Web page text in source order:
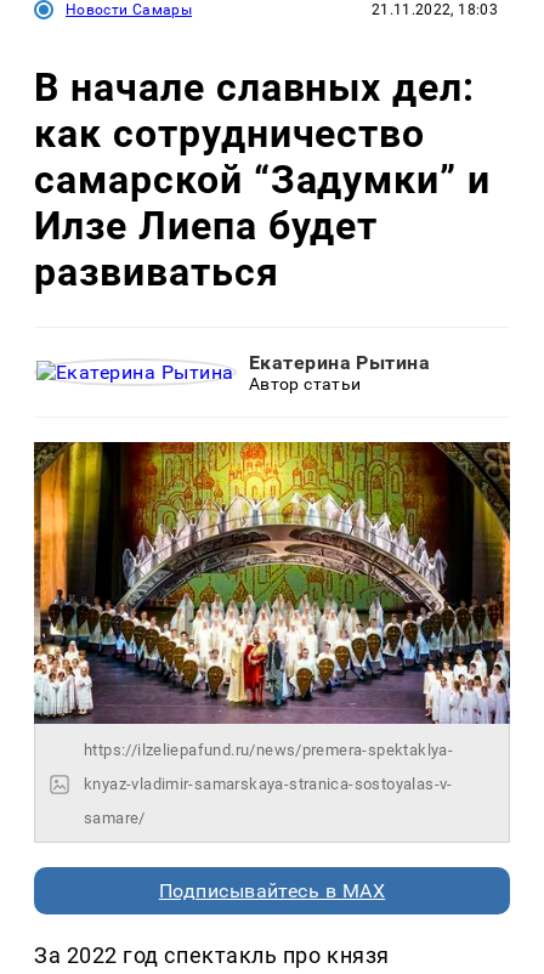
Новости Самары 21.11.2022, 18:03
В начале славных дел:
как сотрудничество
самарской “Задумки” и
Илзе Лиепа будет
развиваться
Екатерина Рытина
Автор статьи
https://ilzeliepafund.ru/news/premera-spektaklya-
knyaz-vladimir-samarskaya-stranica-sostoyalas-v-
samare/
Подписывайтесь в MAX
За 2022 год спектакль про князя